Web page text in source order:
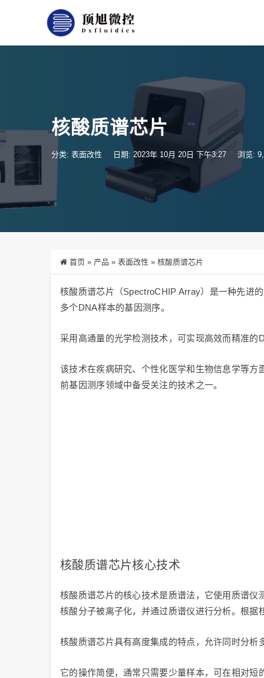
核酸质谱芯片
分类: 表面改性 日期: 2023年 10月 20日 下午3:27 浏览:
首页 » 产品 » 表面改性 » 核酸质谱芯片
核酸质谱芯片（SpectroCHIP Array）是一种先进
多个DNA样本的基因测序。
采用高通量的光学检测技术，可实现高效而精准的
该技术在疾病研究、个性化医学和生物信息学等
前基因测序领域中备受关注的技术之一。
核酸质谱芯片核心技术
核酸质谱芯片的核心技术是质谱法，它使用质谱
核酸分子被离子化，并通过质谱仪进行分析。根据
核酸质谱芯片具有高度集成的特点，允许同时分析
它的操作简便，通常只需要少量样本，可在相对短